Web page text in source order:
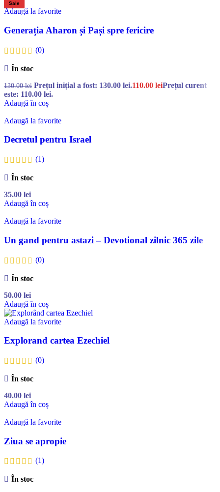
Sale
Adaugă la favorite
Generația Aharon și Pași spre fericire
(0)
În stoc
130.00lei Prețul inițial a fost: 130.00 lei.110.00 leiPrețul curent
este: 110.00 lei.
Adaugă în coș
Adaugă la favorite
Decretul pentru Israel
(1)
În stoc
35.00 lei
Adaugă în coș
Adaugă la favorite
Un gand pentru astazi – Devotional zilnic 365 zile
(0)
În stoc
50.00 lei
Adaugă în coș
Adaugă la favorite
Explorand cartea Ezechiel
(0)
În stoc
40.00 lei
Adaugă în coș
Adaugă la favorite
Ziua se apropie
(1)
În stoc